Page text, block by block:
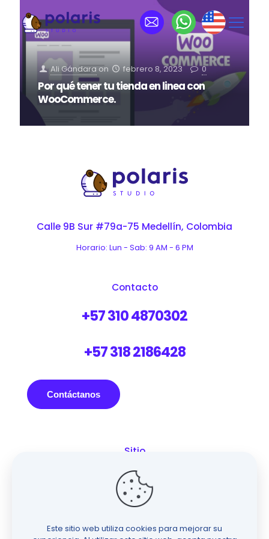
Ali Gándara on febrero 8, 2023 0
Por qué tener tu tienda en linea con
WooCommerce.
Calle 9B Sur #79a-75 Medellín, Colombia
Horario: Lun - Sab: 9 AM - 6 PM
Contacto
+57 310 4870302
+57 318 2186428
Contáctanos
Sitio
Inicio
Servicios
Work
Paquetes
Este sitio web utiliza cookies para mejorar su